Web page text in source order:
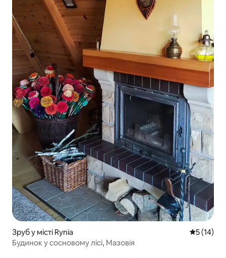
Зруб у місті Rynia Середня
5 (14)
Будинок у сосновому лісі, Мазовія